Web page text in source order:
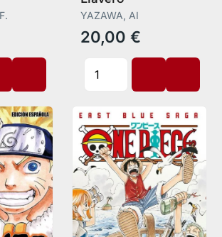
YAZAWA, AI
20,00 €